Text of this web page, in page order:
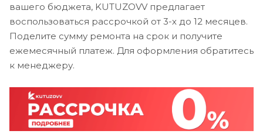
вашего бюджета, KUTUZOVV предлагает
воспользоваться рассрочкой от 3-х до 12 месяцев.
Поделите сумму ремонта на срок и получите
ежемесячный платеж. Для оформления обратитесь
к менеджеру.